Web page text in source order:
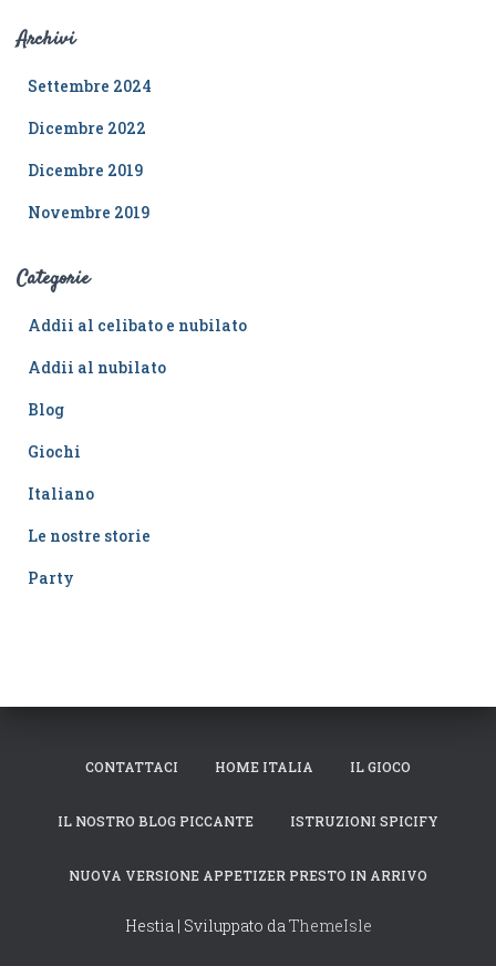
Archivi
Settembre 2024
Dicembre 2022
Dicembre 2019
Novembre 2019
Categorie
Addii al celibato e nubilato
Addii al nubilato
Blog
Giochi
Italiano
Le nostre storie
Party
CONTATTACI HOME ITALIA IL GIOCO
IL NOSTRO BLOG PICCANTE ISTRUZIONI SPICIFY
NUOVA VERSIONE APPETIZER PRESTO IN ARRIVO
Hestia | Sviluppato da ThemeIsle